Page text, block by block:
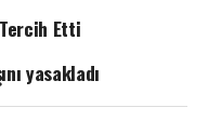
Etti
yasakladı